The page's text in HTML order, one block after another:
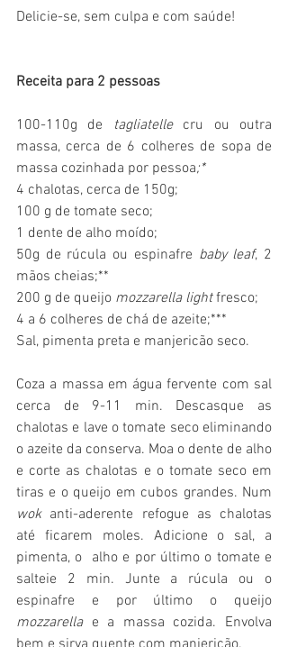
Delicie-se, sem culpa e com saúde!
Receita para 2 pessoas
100-110g de tagliatelle cru ou outra
massa, cerca de 6 colheres de sopa de
massa cozinhada por pessoa;*
4 chalotas, cerca de 150g;
100 g de tomate seco;
1 dente de alho moído;
50g de rúcula ou espinafre baby leaf, 2
mãos cheias;**
200 g de queijo mozzarella light fresco;
4 a 6 colheres de chá de azeite;***
Sal, pimenta preta e manjericão seco.
Coza a massa em água fervente com sal
cerca de 9-11 min. Descasque as
chalotas e lave o tomate seco eliminando
o azeite da conserva. Moa o dente de alho
e corte as chalotas e o tomate seco em
wok anti-aderente refogue as chalotas
até ficarem moles. Adicione o sal, a
pimenta, o  alho e por último o tomate e
salteie 2 min. Junte a rúcula ou o
mozzarella e a massa cozida. Envolva